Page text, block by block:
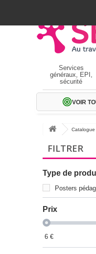
Services
généraux, EPI,
sécurité
VOIR
Catalogue
FILTRER
Type de
Posters
Prix
6 €